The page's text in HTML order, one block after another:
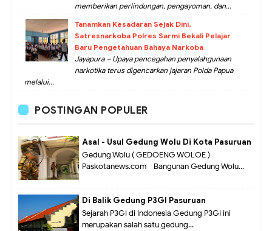
memberikan perlindungan, pengayoman, dan...
Tanamkan Kesadaran Sejak Dini,
Satresnarkoba Polres Sarmi Bekali Pelajar
Baru Pengetahuan Bahaya Narkoba
Jayapura – Upaya pencegahan penyalahgunaan
narkotika terus digencarkan jajaran Polda Papua
melalui...
POSTINGAN POPULER
Asal - Usul Gedung Wolu Di Kota Pasuruan
Gedung Wolu ( GEDOENG WOLOE )
Paskotanews.com - Bangunan Gedung Wolu...
Di Balik Gedung P3GI Pasuruan
Sejarah P3GI di Indonesia Gedung P3GI ini
merupakan salah satu gedung...